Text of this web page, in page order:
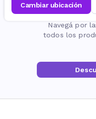
cambiar ubicación
La
Navegá por
todos los